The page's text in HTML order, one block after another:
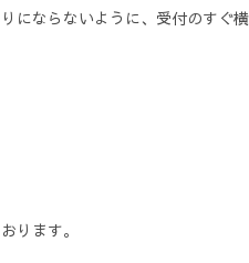
ならないように、受付のすぐ
ります。